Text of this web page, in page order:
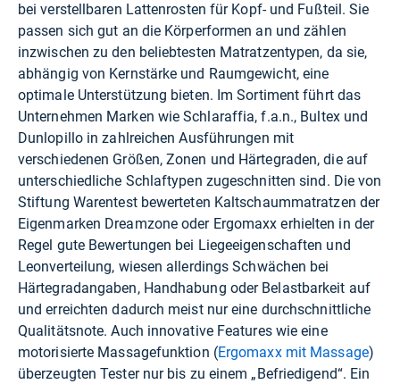
bei verstellbaren Lattenrosten für Kopf- und Fußteil. Sie
passen sich gut an die Körperformen an und zählen
inzwischen zu den beliebtesten Matratzentypen, da sie,
abhängig von Kernstärke und Raumgewicht, eine
optimale Unterstützung bieten. Im Sortiment führt das
Unternehmen Marken wie Schlaraffia, f.a.n., Bultex und
Dunlopillo in zahlreichen Ausführungen mit
verschiedenen Größen, Zonen und Härtegraden, die auf
unterschiedliche Schlaftypen zugeschnitten sind. Die von
Stiftung Warentest bewerteten Kaltschaummatratzen der
Eigenmarken Dreamzone oder Ergomaxx erhielten in der
Regel gute Bewertungen bei Liegeeigenschaften und
Leonverteilung, wiesen allerdings Schwächen bei
Härtegradangaben, Handhabung oder Belastbarkeit auf
und erreichten dadurch meist nur eine durchschnittliche
Qualitätsnote. Auch innovative Features wie eine
motorisierte Massagefunktion (Ergomaxx mit Massage)
überzeugten Tester nur bis zu einem „Befriedigend“. Ein